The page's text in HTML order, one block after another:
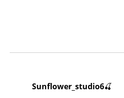
Sunflower_studio6🍒